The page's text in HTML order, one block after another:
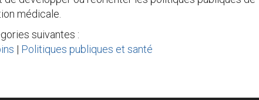
médicale.
suivantes :
| Politiques publiques et santé